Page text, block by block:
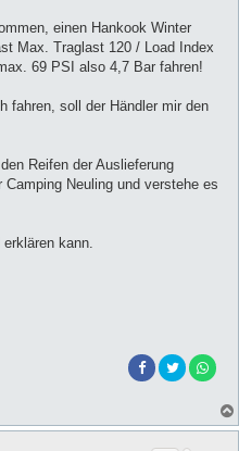
einen Hankook Winter
Max. Traglast 120 / Load Index
69 PSI also 4,7 Bar fahren!
fahren, soll der Händler mir den
Reifen der Auslieferung
Neuling und verstehe es
kann.